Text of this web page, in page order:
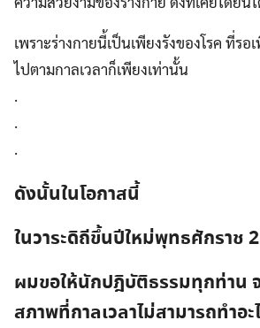
เพราะร่างกายนี้เป็นเพียงรังของโรค ที่รอ
ไปตามกาลเวลาก็เพียงเท่านั้น
.
.
.
ดังนั้นในโอกาสนี้
ในวาระดิถีขึ้นปีใหม่พุทธศักราช
ผมขอให้นักปฎิบัติธรรมทุกท่าน
สภาพที่กาลเวลาไม่สามารถทำอะ